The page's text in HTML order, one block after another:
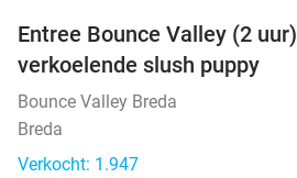
Entree Bounce Valley (2
verkoelende slush puppy
Bounce Valley Breda
Breda
Verkocht: 1.947